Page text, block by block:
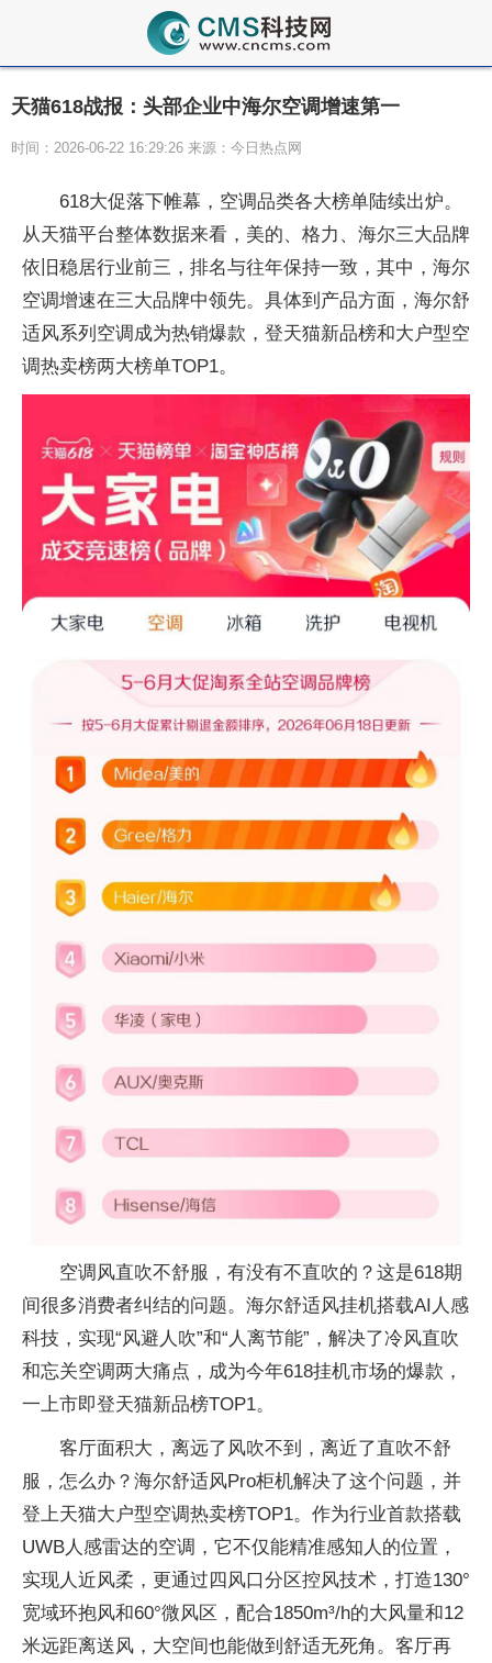
天猫618战报：头部企业中海尔空调增速第一
时间：2026-06-22 16:29:26 来源：今日热点网
618大促落下帷幕，空调品类各大榜单陆续出炉。
从天猫平台整体数据来看，美的、格力、海尔三大品牌
依旧稳居行业前三，排名与往年保持一致，其中，海尔
空调增速在三大品牌中领先。具体到产品方面，海尔舒
适风系列空调成为热销爆款，登天猫新品榜和大户型空
调热卖榜两大榜单TOP1。
空调风直吹不舒服，有没有不直吹的？这是618期
间很多消费者纠结的问题。海尔舒适风挂机搭载AI人感
科技，实现“风避人吹”和“人离节能”，解决了冷风直吹
和忘关空调两大痛点，成为今年618挂机市场的爆款，
一上市即登天猫新品榜TOP1。
客厅面积大，离远了风吹不到，离近了直吹不舒
服，怎么办？海尔舒适风Pro柜机解决了这个问题，并
登上天猫大户型空调热卖榜TOP1。作为行业首款搭载
UWB人感雷达的空调，它不仅能精准感知人的位置，
实现人 近风柔，更通过四风口分区控风技术，打造130°
宽域环抱风和60°微风区，配合1850m³/h的大风量和12
米远距离送风，大空间也能做到舒适无死角。客厅再